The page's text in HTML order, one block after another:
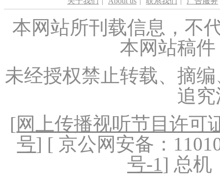
本网站所刊载信息，不
本网站稿
未经授权禁止转载、摘
追
[网上传播视听节目许可
号] [ 京公网安备：
号-1] 总机